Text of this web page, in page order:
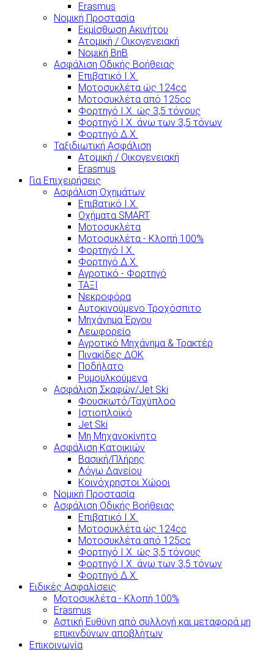
Erasmus
Νομική Προστασία
Εκμίσθωση Ακινήτου
Ατομική / Οικογενειακή
Νομική BnB
Ασφάλιση Οδικής Βοήθειας
Επιβατικό Ι.Χ.
Μοτοσυκλέτα ώς 124cc
Μοτοσυκλέτα από 125cc
Φορτηγό Ι.Χ. ώς 3,5 τόνους
Φορτηγό Ι.Χ. άνω των 3,5 τόνων
Φορτηγό Δ.Χ.
Ταξιδιωτική Ασφάλιση
Ατομική / Οικογενειακή
Erasmus
Για Επιχειρήσεις
Ασφάλιση Οχημάτων
Επιβατικό Ι.Χ.
Οχήματα SMART
Μοτοσυκλέτα
Μοτοσυκλέτα - Κλοπή 100%
Φορτηγό Ι.Χ.
Φορτηγό Δ.Χ.
Αγροτικό - Φορτηγό
ΤΑΞΙ
Νεκροφόρα
Αυτοκινούμενο Τροχόσπιτο
Μηχάνημα Έργου
Λεωφορείο
Αγροτικό Μηχάνημα & Τρακτέρ
Πινακίδες ΔΟΚ
Ποδήλατο
Ρυμουλκούμενα
Ασφάλιση Σκαφών/Jet Ski
Φουσκωτό/Ταχύπλοο
Ιστιοπλοϊκό
Jet Ski
Μη Μηχανοκίνητο
Ασφάλιση Κατοικιών
Βασική/Πλήρης
Λόγω Δανείου
Κοινόχρηστοι Χώροι
Νομική Προστασία
Ασφάλιση Οδικής Βοήθειας
Επιβατικό Ι.Χ.
Μοτοσυκλέτα ώς 124cc
Μοτοσυκλέτα από 125cc
Φορτηγό Ι.Χ. ώς 3,5 τόνους
Φορτηγό Ι.Χ. άνω των 3,5 τόνων
Φορτηγό Δ.Χ.
Ειδικές Ασφαλίσεις
Μοτοσυκλέτα - Κλοπή 100%
Erasmus
Αστική Ευθύνη από συλλογή και μεταφορά μη
επικινδύνων αποβλήτων
Επικοινωνία